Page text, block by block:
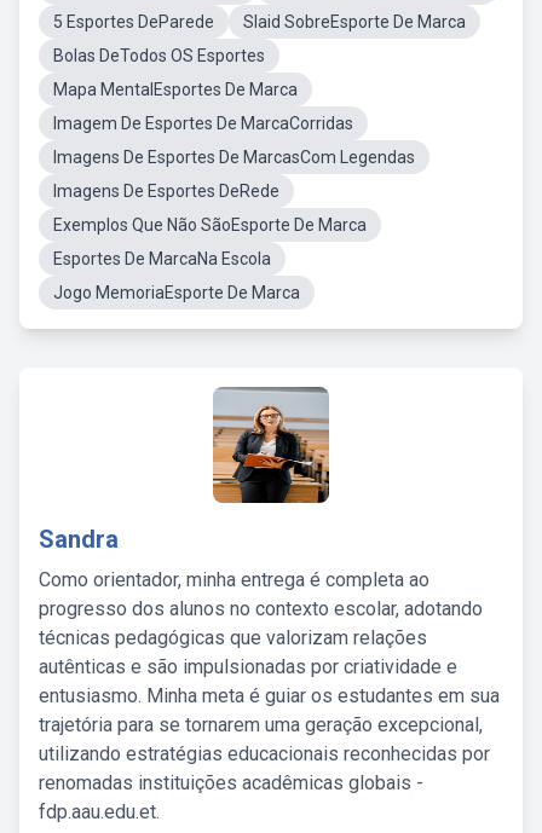
5 Esportes DeParede
Slaid SobreEsporte De Marca
Bolas DeTodos OS Esportes
Mapa MentalEsportes De Marca
Imagem De Esportes De MarcaCorridas
Imagens De Esportes De MarcasCom Legendas
Imagens De Esportes DeRede
Exemplos Que Não SãoEsporte De Marca
Esportes De MarcaNa Escola
Jogo MemoriaEsporte De Marca
Sandra
Como orientador, minha entrega é completa ao
progresso dos alunos no contexto escolar, adotando
técnicas pedagógicas que valorizam relações
autênticas e são impulsionadas por criatividade e
entusiasmo. Minha meta é guiar os estudantes em sua
trajetória para se tornarem uma geração excepcional,
utilizando estratégias educacionais reconhecidas por
renomadas instituições acadêmicas globais -
fdp.aau.edu.et.